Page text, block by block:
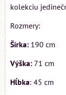
kolekciu
Rozmery:
Šírka: 190 cm
Výška: 71 cm
Hĺbka: 45 cm